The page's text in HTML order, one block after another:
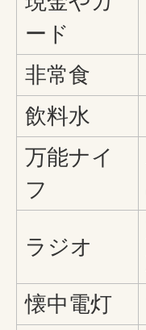
ード
非常食
飲料水
万能ナイ
フ
ラジオ
懐中電灯